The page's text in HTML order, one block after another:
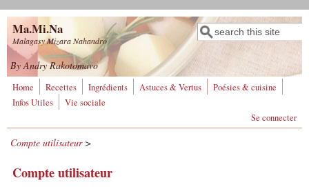
Aller au contenu principal
Ma.Mi.Na
Malagasy Mizara Nahandro
Formulaire de
recherche
Rechercher
By Andry Rakotomavo
Home Recettes Ingrédients Astuces & Vertus
Poésies & cuisine
Infos Utiles
Vie sociale
Se connecter
Compte utilisateur>
Compte utilisateur